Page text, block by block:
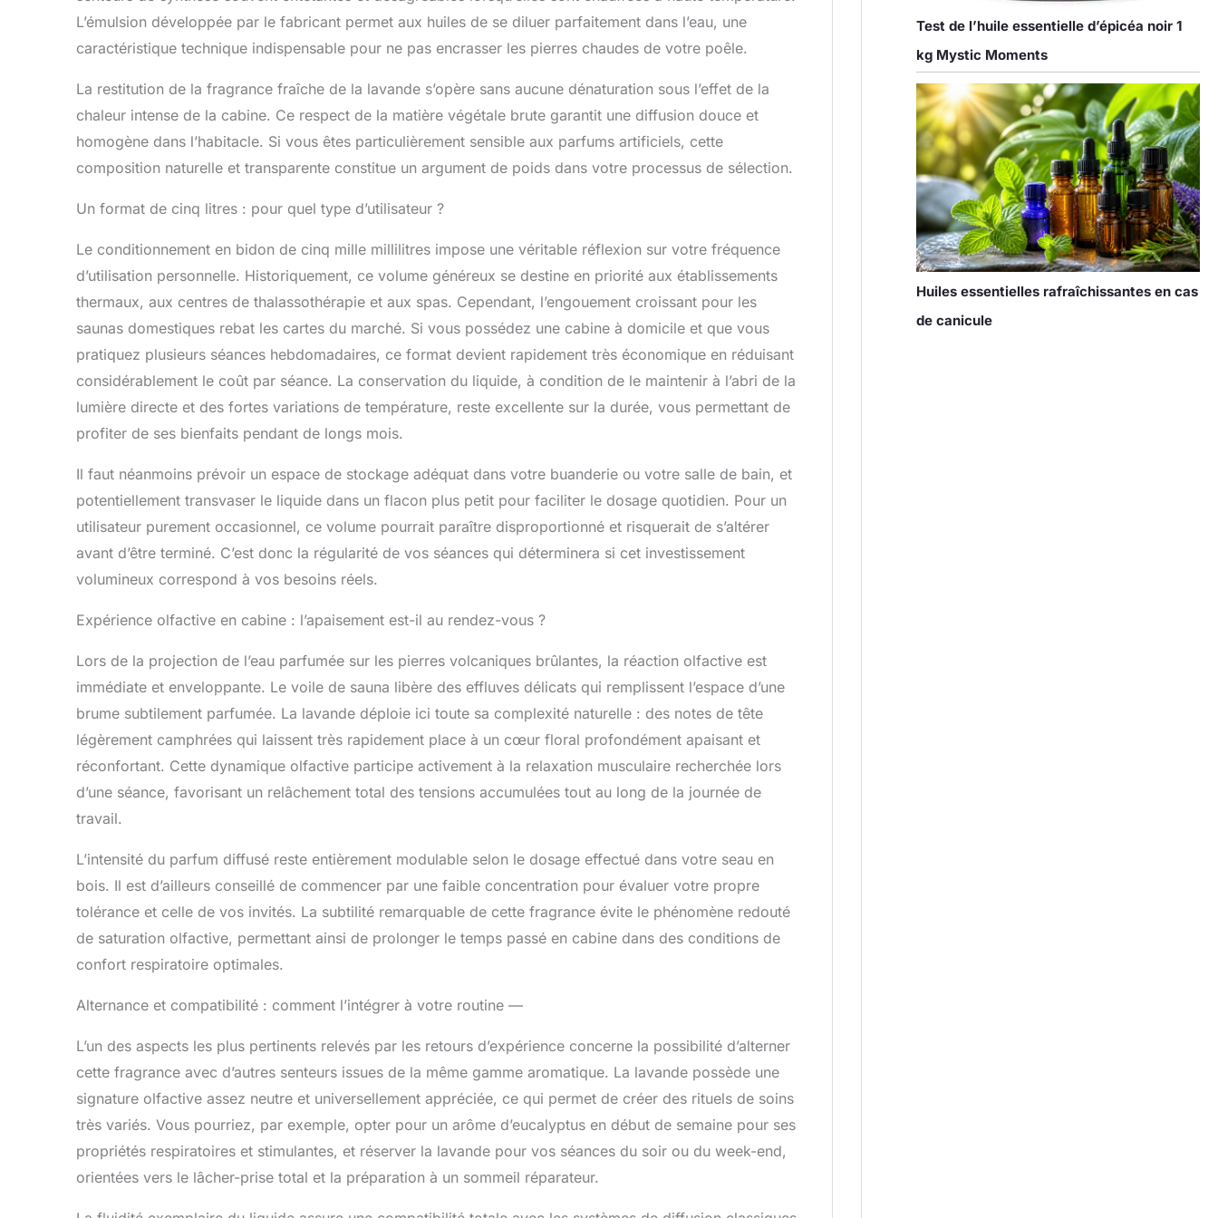
SAUNA de CAMYLLE chez de nombreux distributeurs : KLAFS -
TYLO - HELO - SAUNAHOUSE - HARVIA etc... VOILE DE SAUNA
dilué à raison de 1 volume pour 3 volumes d’eau dans la coupelle
ou le réservoir prévu à cet effet FABRIQUÉ EN FRANCE PAR LES
LABORATOIRES CAMYLLE. Camylle propose une gamme de
produits à base d’huiles essentielles 100% pures et naturelles.
Découvrez ces senteurs pures, merveilleuses, destinées aux
essentielles… Camylle propose aussi des gammes précieuses
à travers le monde
L’émulsion développée par le fabricant permet aux huiles de se diluer parfaitement dans l’eau, une
caractéristique technique indispensable pour ne pas encrasser les pierres chaudes de votre poêle.
La restitution de la fragrance fraîche de la lavande s’opère sans aucune dénaturation sous l’effet de la
chaleur intense de la cabine. Ce respect de la matière végétale brute garantit une diffusion douce et
homogène dans l’habitacle. Si vous êtes particulièrement sensible aux parfums artificiels, cette
composition naturelle et transparente constitue un argument de poids dans votre processus de sélection.
Un format de cinq litres : pour quel type d’utilisateur ?
Le conditionnement en bidon de cinq mille millilitres impose une véritable réflexion sur votre fréquence
d’utilisation personnelle. Historiquement, ce volume généreux se destine en priorité aux établissements
thermaux, aux centres de thalassothérapie et aux spas. Cependant, l’engouement croissant pour les
saunas domestiques rebat les cartes du marché. Si vous possédez une cabine à domicile et que vous
pratiquez plusieurs séances hebdomadaires, ce format devient rapidement très économique en réduisant
considérablement le coût par séance. La conservation du liquide, à condition de le maintenir à l’abri de la
lumière directe et des fortes variations de température, reste excellente sur la durée, vous permettant de
profiter de ses bienfaits pendant de longs mois.
Il faut néanmoins prévoir un espace de stockage adéquat dans votre buanderie ou votre salle de bain, et
potentiellement transvaser le liquide dans un flacon plus petit pour faciliter le dosage quotidien. Pour un
utilisateur purement occasionnel, ce volume pourrait paraître disproportionné et risquerait de s’altérer
avant d’être terminé. C’est donc la régularité de vos séances qui déterminera si cet investissement
volumineux correspond à vos besoins réels.
Expérience olfactive en cabine : l’apaisement est-il au rendez-vous ?
Lors de la projection de l’eau parfumée sur les pierres volcaniques brûlantes, la réaction olfactive est
immédiate et enveloppante. Le voile de sauna libère des effluves délicats qui remplissent l’espace d’une
brume subtilement parfumée. La lavande déploie ici toute sa complexité naturelle : des notes de tête
légèrement camphrées qui laissent très rapidement place à un cœur floral profondément apaisant et
réconfortant. Cette dynamique olfactive participe activement à la relaxation musculaire recherchée lors
d’une séance, favorisant un relâchement total des tensions accumulées tout au long de la journée de
travail.
L’intensité du parfum diffusé reste entièrement modulable selon le dosage effectué dans votre seau en
bois. Il est d’ailleurs conseillé de commencer par une faible concentration pour évaluer votre propre
tolérance et celle de vos invités. La subtilité remarquable de cette fragrance évite le phénomène redouté
de saturation olfactive, permettant ainsi de prolonger le temps passé en cabine dans des conditions de
confort respiratoire optimales.
Alternance et compatibilité : comment l’intégrer à votre routine —
L’un des aspects les plus pertinents relevés par les retours d’expérience concerne la possibilité d’alterner
cette fragrance avec d’autres senteurs issues de la même gamme aromatique. La lavande possède une
signature olfactive assez neutre et universellement appréciée, ce qui permet de créer des rituels de soins
très variés. Vous pourriez, par exemple, opter pour un arôme d’eucalyptus en début de semaine pour ses
propriétés respiratoires et stimulantes, et réserver la lavande pour vos séances du soir ou du week-end,
orientées vers le lâcher-prise total et la préparation à un sommeil réparateur.
Test de l’huile essentielle d’épicéa noir 1
kg Mystic Moments
Huiles essentielles rafraîchissantes en cas
de canicule